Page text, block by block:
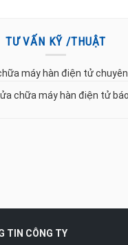
TƯ VẤN KỸ /THUẬT
máy hàn điện tử
chữa máy hàn điện tử
TIN CÔNG TY